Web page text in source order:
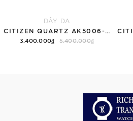
DÂY DA
3.400.000₫ 5.400.000₫